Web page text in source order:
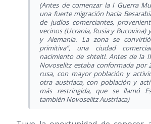
(Antes de comenzar la I Guerra
una fuerte migración hacia
de judíos comerciantes,
vecinos (Ucrania, Rusia y Bucovina)
y Alemania. La zona se
primitiva”, una ciudad
nacimiento de shteitl. Antes de la
Novoselitz estaba conformada por
rusa, con mayor población y
otra austríaca, con población y
más restringida, que se llamó
también Novoselitz Austríaca)